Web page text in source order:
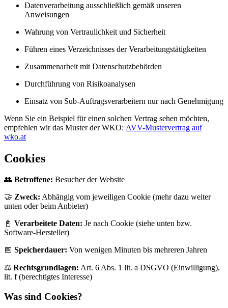
Datenverarbeitung ausschließlich gemäß unseren
Anweisungen
Wahrung von Vertraulichkeit und Sicherheit
Führen eines Verzeichnisses der Verarbeitungstätigkeiten
Zusammenarbeit mit Datenschutzbehörden
Durchführung von Risikoanalysen
Einsatz von Sub-Auftragsverarbeitern nur nach Genehmigung
Wenn Sie ein Beispiel für einen solchen Vertrag sehen möchten,
empfehlen wir das Muster der WKO: AVV-Mustervertrag auf
wko.at
Cookies
👥 Betroffene: Besucher der Website
🤝 Zweck: Abhängig vom jeweiligen Cookie (mehr dazu weiter
unten oder beim Anbieter)
📓 Verarbeitete Daten: Je nach Cookie (siehe unten bzw.
Software-Hersteller)
📅 Speicherdauer: Von wenigen Minuten bis mehreren Jahren
⚖️ Rechtsgrundlagen: Art. 6 Abs. 1 lit. a DSGVO (Einwilligung),
lit. f (berechtigtes Interesse)
Was sind Cookies?